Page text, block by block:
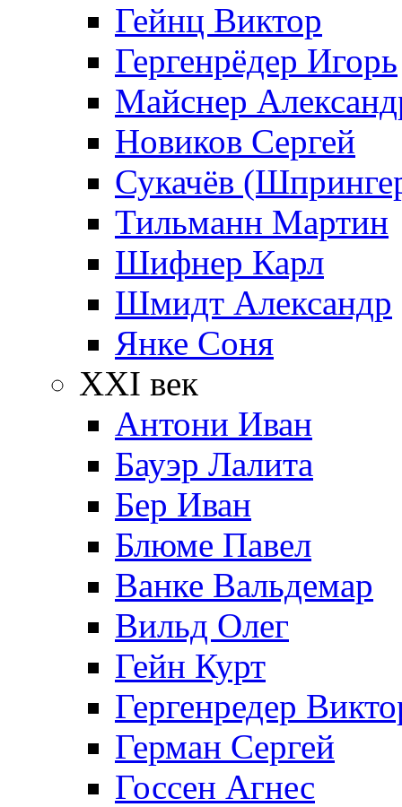
Гейнц Виктор
Гергенрёдер Игорь
Майснер
Новиков Сергей
Сукачёв
Тильманн Мартин
Шифнер Карл
Шмидт Александр
Янке Соня
XXI век
Антони Иван
Бауэр Лалита
Бер Иван
Блюме Павел
Ванке Вальдемар
Вильд Олег
Гейн Курт
Гергенредер
Герман Сергей
Госсен Агнес